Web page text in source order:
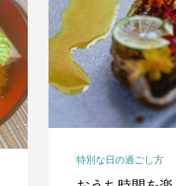
特別な日の過ごし方